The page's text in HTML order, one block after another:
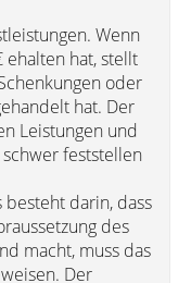
Wenn
ehalten hat, stellt
oder
hat. Der
Leistungen und
feststellen
darin, dass
des
macht, muss das
Der